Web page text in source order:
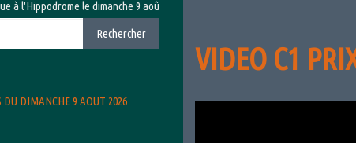
VIDEO C1
l'Hippodrome le dimanche 9 août 2026 avec le Grand Prix hippique de la Ville du
Rechercher
DU DIMANCHE 9 AOUT 2026